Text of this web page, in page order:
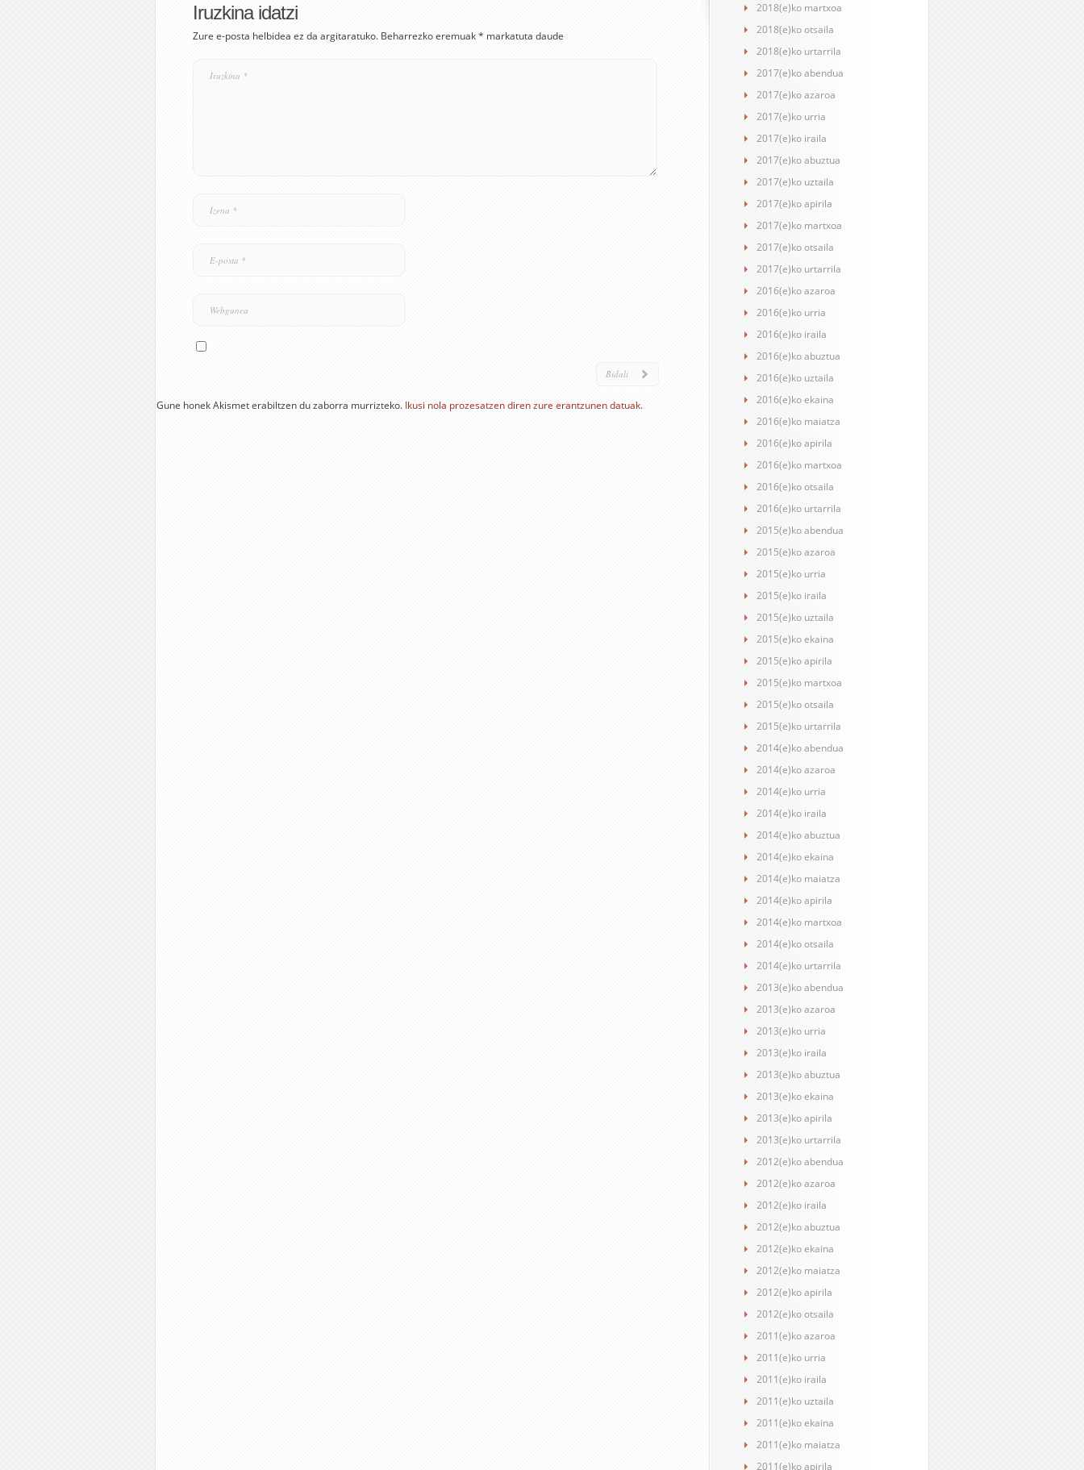
Iruzkina idatzi
Zure e-posta helbidea ez da argitaratuko. Beharrezko eremuak* markatuta daude
Gune honek Akismet erabiltzen du zaborra murrizteko. Ikusi nola prozesatzen diren zure erantzunen datuak.
2018(e)ko martxoa
2018(e)ko otsaila
2018(e)ko urtarrila
2017(e)ko abendua
2017(e)ko azaroa
2017(e)ko urria
2017(e)ko iraila
2017(e)ko abuztua
2017(e)ko uztaila
2017(e)ko apirila
2017(e)ko martxoa
2017(e)ko otsaila
2017(e)ko urtarrila
2016(e)ko azaroa
2016(e)ko urria
2016(e)ko iraila
2016(e)ko abuztua
2016(e)ko uztaila
2016(e)ko ekaina
2016(e)ko maiatza
2016(e)ko apirila
2016(e)ko martxoa
2016(e)ko otsaila
2016(e)ko urtarrila
2015(e)ko abendua
2015(e)ko azaroa
2015(e)ko urria
2015(e)ko iraila
2015(e)ko uztaila
2015(e)ko ekaina
2015(e)ko apirila
2015(e)ko martxoa
2015(e)ko otsaila
2015(e)ko urtarrila
2014(e)ko abendua
2014(e)ko azaroa
2014(e)ko urria
2014(e)ko iraila
2014(e)ko abuztua
2014(e)ko ekaina
2014(e)ko maiatza
2014(e)ko apirila
2014(e)ko martxoa
2014(e)ko otsaila
2014(e)ko urtarrila
2013(e)ko abendua
2013(e)ko azaroa
2013(e)ko urria
2013(e)ko iraila
2013(e)ko abuztua
2013(e)ko ekaina
2013(e)ko apirila
2013(e)ko urtarrila
2012(e)ko abendua
2012(e)ko azaroa
2012(e)ko iraila
2012(e)ko abuztua
2012(e)ko ekaina
2012(e)ko maiatza
2012(e)ko apirila
2012(e)ko otsaila
2011(e)ko azaroa
2011(e)ko urria
2011(e)ko iraila
2011(e)ko uztaila
2011(e)ko ekaina
2011(e)ko maiatza
2011(e)ko apirila